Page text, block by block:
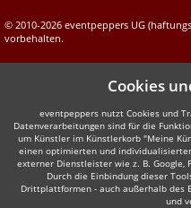
© 2010-2026 eventpeppers UG
vorbehalten.
Cookies
eventpeppers nutzt Cookies und
Datenverarbeitungen sind für die
um Künstler im Künstlerkorb "Meine
einen optimierten und
externer Dienstleister wie z. B. Google,
Durch die Einbindung dieser
Drittplattformen - auch außerhalb des
und